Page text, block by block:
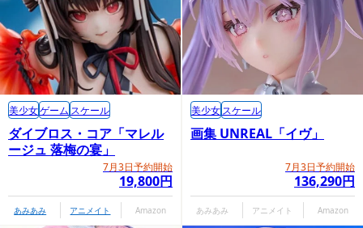
ダイブロス・コア「マレル
ージュ 落梅の宴」
7月3日予約開始
19,800円
美少女ゲーム スケール
あみあみ アニメイト Amazon
画集 UNREAL「イヴ」
7月3日予約開始
136,290円
美少女スケール
あみあみ アニメイト Amazon